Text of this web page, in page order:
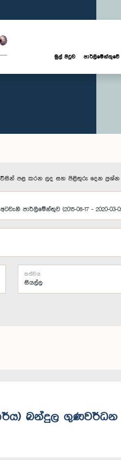
මුල් පිටුව පාර්ලි‌මේන්තුවේ
විසින් පළ කරන ලද සහ පිළිතුරු දෙන
තත්වය
බන්දුල